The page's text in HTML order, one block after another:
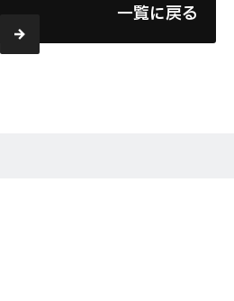
一覧に戻る